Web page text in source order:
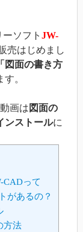
ソフト JW-
売はじめまし
「図面の書き方
。
画は 図面の
ンストールに
CADって
があるの？
方法